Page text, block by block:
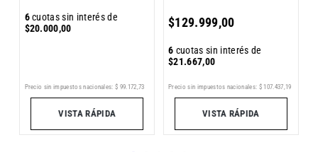
6cuotas sin interés de
$20.000,00
Precio sin impuestos nacionales: $ 99.172,73
VISTA RÁPIDA
$129.999,00
6 cuotas sin interés de
$21.667,00
Precio sin impuestos nacionales: $ 107.437,19
VISTA RÁPIDA